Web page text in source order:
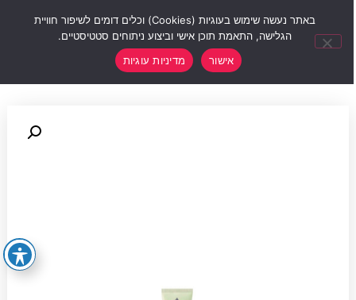
באתר נעשה שימוש בעוגיות (Cookies) וכלים דומים לשיפור חוויית
הגלישה, התאמת תוכן אישי וביצוע ניתוחים סטטיסטיים.
אישור
מדיניות עוגיות